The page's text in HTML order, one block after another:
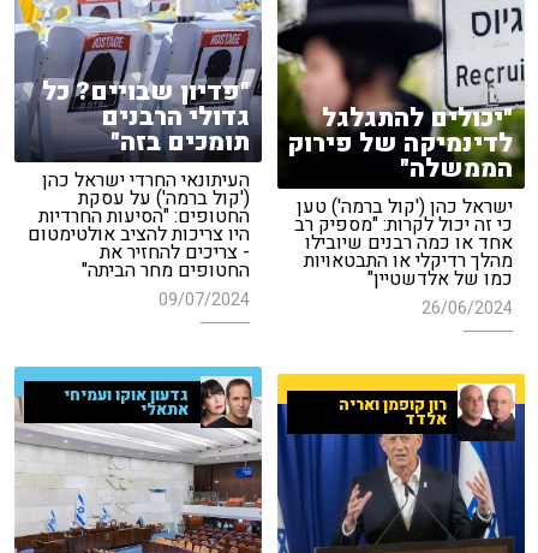
"פדיון שבויים? כל
גדולי הרבנים
תומכים בזה"
העיתונאי החרדי ישראל כהן
('קול ברמה') על עסקת
החטופים: "הסיעות החרדיות
היו צריכות להציב אולטימטום
- צריכים להחזיר את
החטופים מחר הביתה"
09/07/2024
"יכולים להתגלגל
לדינמיקה של פירוק
הממשלה"
ישראל כהן ('קול ברמה') טען
כי זה יכול לקרות: "מספיק רב
אחד או כמה רבנים שיובילו
מהלך רדיקלי או התבטאויות
כמו של אלדשטיין"
26/06/2024
גדעון אוקו ועמיחי
אתאלי רון קופמן ואריה
אלדד